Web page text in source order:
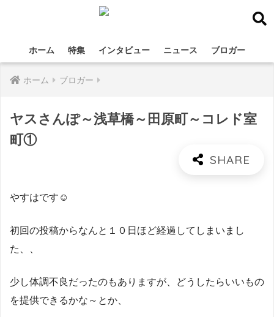
ホーム 特集 インタビュー ニュース ブロガー
ホーム ブロガー
ヤスさんぽ～浅草橋～田原町～コレド室
町①
やすはです☺
初回の投稿からなんと１０日ほど経過してしまいまし
た、、
少し体調不良だったのもありますが、どうしたらいいもの
を提供できるかな～とか、